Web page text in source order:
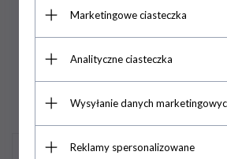
113,21 PLN/ 92,04
145,14 PLN / 118,00 PLN*
Promocja
Marketingowe ciasteczka
Analityczne ciasteczka
Wysyłanie danych
Reklamy spersonalizowane